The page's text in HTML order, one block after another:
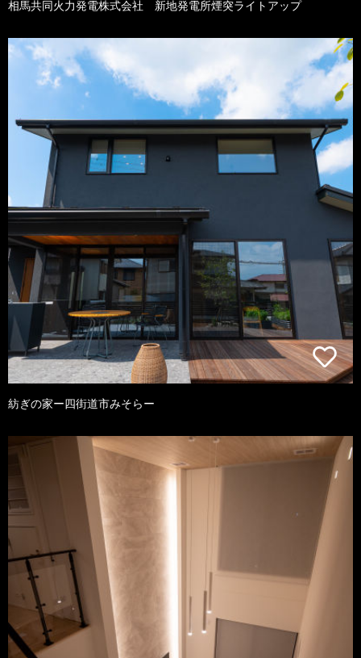
相馬共同火力発電株式会社 新地発電所煙突ライトアップ
紡ぎの家ー四街道市みそらー